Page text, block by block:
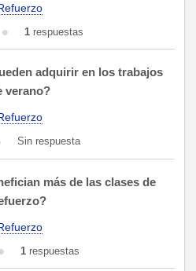
1respuestas
adquirir en los trabajos
verano?
Sin respuesta
más de las clases de
1respuestas